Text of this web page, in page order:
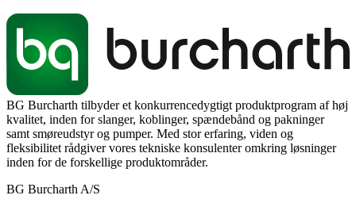
BG Burcharth tilbyder et konkurrencedygtigt produktprogram af høj
kvalitet, inden for slanger, koblinger, spændebånd og pakninger
samt smøreudstyr og pumper. Med stor erfaring, viden og
fleksibilitet rådgiver vores tekniske konsulenter omkring løsninger
inden for de forskellige produktområder.
BG Burcharth A/S